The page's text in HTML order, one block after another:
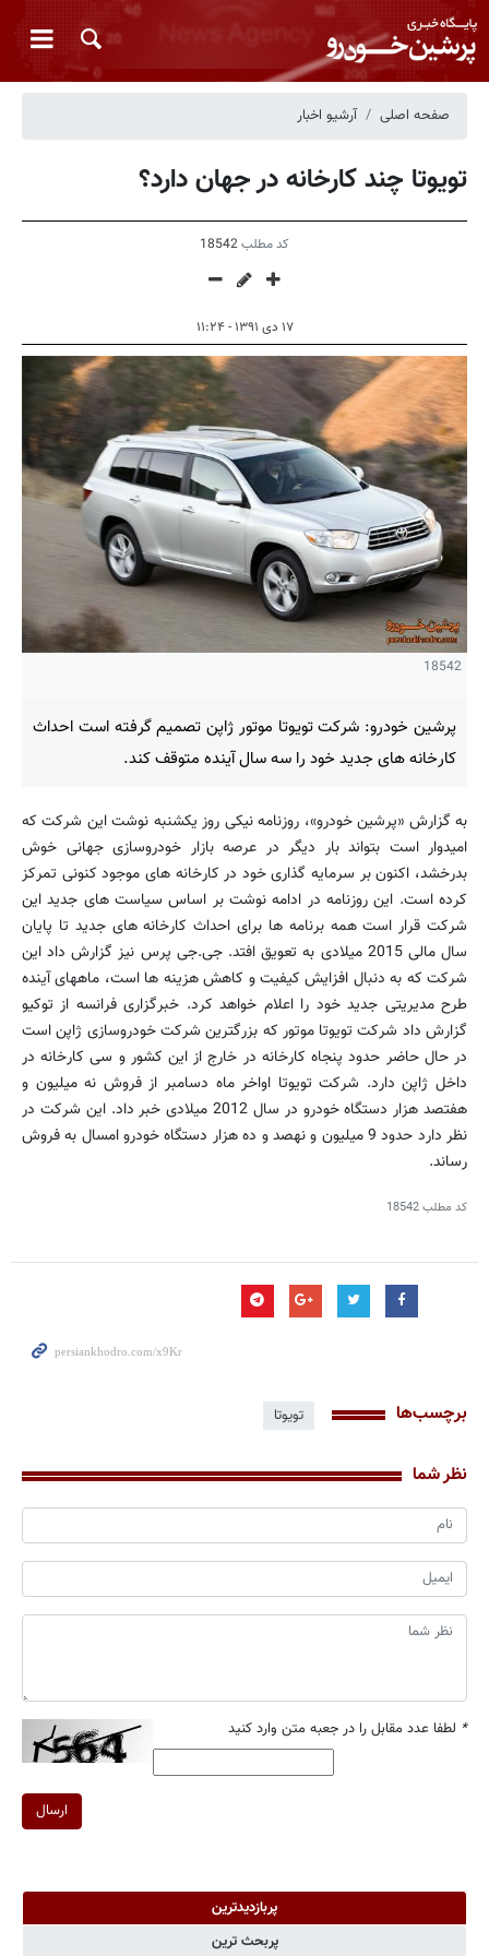
صفحه اصلی آرشیو اخبار
تویوتا چند کارخانه در جهان دارد؟
کد مطلب18542
۱۷ دی ۱۳۹۱ - ۱۱:۲۴
18542
پرشین خودرو: شرکت تویوتا موتور ژاپن تصمیم گرفته است احداث
کارخانه های جدید خود را سه سال آینده متوقف کند.
به گزارش «پرشین خودرو»، روزنامه نیکی روز یکشنبه نوشت این شرکت که
امیدوار است بتواند بار دیگر در عرصه بازار خودروسازی جهانی خوش
بدرخشد، اکنون بر سرمایه گذاری خود در کارخانه های موجود کنونی تمرکز
کرده است. این روزنامه در ادامه نوشت بر اساس سیاست های جدید این
شرکت قرار است همه برنامه ها برای احداث کارخانه های جدید تا پایان
سال مالی 2015 میلادی به تعویق افتد. جی.جی پرس نیز گزارش داد این
شرکت که به دنبال افزایش کیفیت و کاهش هزینه ها است، ماههای آینده
طرح مدیریتی جدید خود را اعلام خواهد کرد. خبرگزاری فرانسه از توکیو
گزارش داد شرکت تویوتا موتور که بزرگترین شرکت خودروسازی ژاپن است
در حال حاضر حدود پنجاه کارخانه در خارج از این کشور و سی کارخانه در
داخل ژاپن دارد. شرکت تویوتا اواخر ماه دسامبر از فروش نه میلیون و
هفتصد هزار دستگاه خودرو در سال 2012 میلادی خبر داد. این شرکت در
نظر دارد حدود 9 میلیون و نهصد و ده هزار دستگاه خودرو امسال به فروش
رساند.
کد مطلب18542
برچسب‌ها تویوتا
نظر شما
* لطفا عدد مقابل را در جعبه متن وارد کنید
ارسال
پربازدیدترین
پربحث ترین